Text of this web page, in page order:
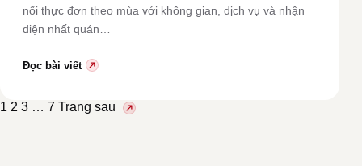
nối thực đơn theo mùa với không gian, dịch vụ và nhận
diện nhất quán…
Đọc bài viết
Phân
1 2 3 … 7 Trang sau